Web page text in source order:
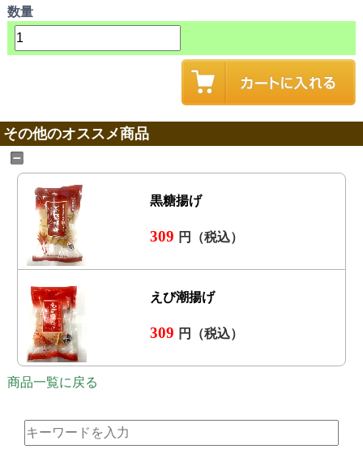
数量
その他のオススメ商品
黒糖揚げ
309 円（税込）
えび潮揚げ
309 円（税込）
商品一覧に戻る